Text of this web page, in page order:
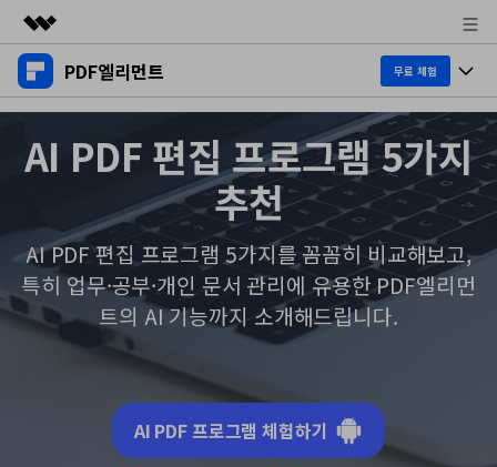
주요 제품
AIGC 크리에이티비티
유틸리티
개요
뉴스룸
플랜 및 가격
도움말 센터
PDF엘리먼트 무료 체험
데스크탑
Windows용
Mac용
모바일 앱
iPhone/iPad용
교육용
PDF 읽기
PDF 주석 달기
PDF 생성
PDF 병합
AI PDF
PDF와 채팅하기
AI PDF 요약기
AI 문법 검사기
비즈니스
최신 버전 업그레이드
새로운 기능
AI PDF 편집 프로그램 5가지
추천
AI PDF 편집 프로그램 5가지를 꼼꼼히 비교해보고,
특히 업무·공부·개인 문서 관리에 유용한 PDF엘리먼
트의 AI 기능까지 소개해드립니다.
AI PDF 프로그램 체험하기